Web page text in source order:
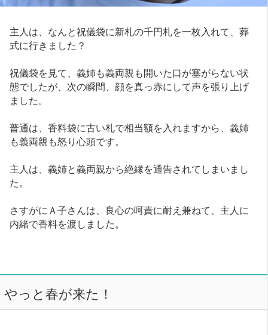
主人は、なんと祝儀袋に新札の千円札を一枚入れて、葬
式に行きました？
祝儀袋を見て、義姉も義両親も開いた口が塞がらない状
態でしたが、次の瞬間、顔を真っ赤にして声を張り上げ
ました。
普通は、香料袋に古い札で相当額を入れますから、義姉
も義両親も怒り心頭です。
主人は、義姉と義両親から絶縁を通告されてしまいまし
た。
さすがにＡ子さんは、良心の呵責に耐え兼ねて、主人に
内緒で香料を渡しました。
やっと春が来た！